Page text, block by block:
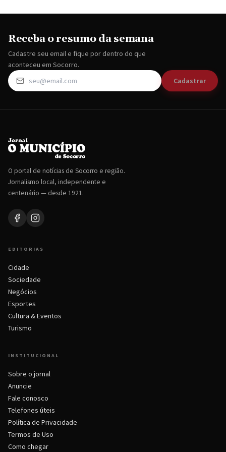
Receba o resumo da semana
Cadastre seu email e fique por dentro do que
aconteceu em Socorro.
Cadastrar
O portal de notícias de Socorro e região.
Jornalismo local, independente e
centenário — desde 1921.
EDITORIAS
Cidade
Sociedade
Negócios
Esportes
Cultura & Eventos
Turismo
INSTITUCIONAL
Sobre o jornal
Anuncie
Fale conosco
Telefones úteis
Política de Privacidade
Termos de Uso
Como chegar